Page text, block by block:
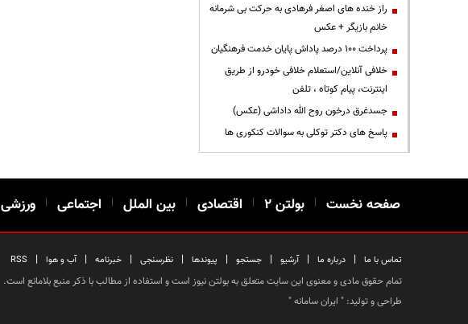
راز خنده های اصغر فرهادی به حرکت بی شرمانه
خانم بازیگر + عکس
پرداخت ۱۰۰ درصد پاداش پایان خدمت فرهنگیان
خلافی آنلاین/استعلام خلافی خودرو از طریق
اینترنت، پیام کوتاه ، تلفن
جسدغرق درخون روح الله داداشی (عکس)
پاسخ های دکتر توکلی به سوالات کنکوری ها
صفحه نخست | بولتن ۲ | اقتصادی | بین الملل | اجتماعی | ورزشی
تماس با ما | درباره ما | آرشیو | جستجو | پیوندها | نظرسنجی | خبرنامه | آب و هوا |
RSS
تمام حقوق مادی و معنوی این سایت متعلق به بولتن نیوز است و استفاده از مطالب با ذکر منبع بلامانع است.
طراحی و تولید: " ایران سامانه"